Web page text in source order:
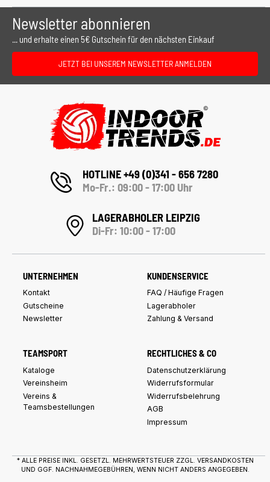
Newsletter abonnieren
... und erhalte einen 5€ Gutschein für den nächsten Einkauf
JETZT BEI UNSEREM NEWSLETTER ANMELDEN
HOTLINE +49 (0)341 - 656 7280
Mo-Fr.: 09:00 - 17:00 Uhr
LAGERABHOLER LEIPZIG
Di-Fr: 10:00 - 17:00
UNTERNEHMEN
Kontakt
Gutscheine
Newsletter
KUNDENSERVICE
FAQ / Häufige Fragen
Lagerabholer
Zahlung & Versand
TEAMSPORT
Kataloge
Vereinsheim
Vereins &
Teamsbestellungen
RECHTLICHES & CO
Datenschutzerklärung
Widerrufsformular
Widerrufsbelehrung
AGB
Impressum
* ALLE PREISE INKL. GESETZL. MEHRWERTSTEUER ZZGL. VERSANDKOSTEN
UND GGF. NACHNAHMEGEBÜHREN, WENN NICHT ANDERS ANGEGEBEN.